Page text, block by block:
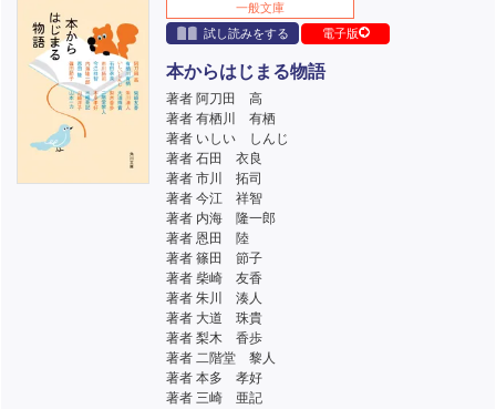
一般文庫
試し読みをする
電子版
本からはじまる物語
著者 阿刀田 高
著者 有栖川 有栖
著者 いしい しんじ
著者 石田 衣良
著者 市川 拓司
著者 今江 祥智
著者 内海 隆一郎
著者 恩田 陸
著者 篠田 節子
著者 柴崎 友香
著者 朱川 湊人
著者 大道 珠貴
著者 梨木 香歩
著者 二階堂 黎人
著者 本多 孝好
著者 三崎 亜記